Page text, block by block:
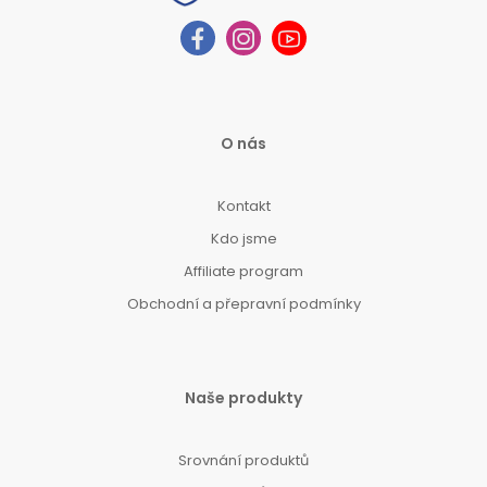
O nás
Kontakt
Kdo jsme
Affiliate program
Obchodní a přepravní podmínky
Naše produkty
Srovnání produktů